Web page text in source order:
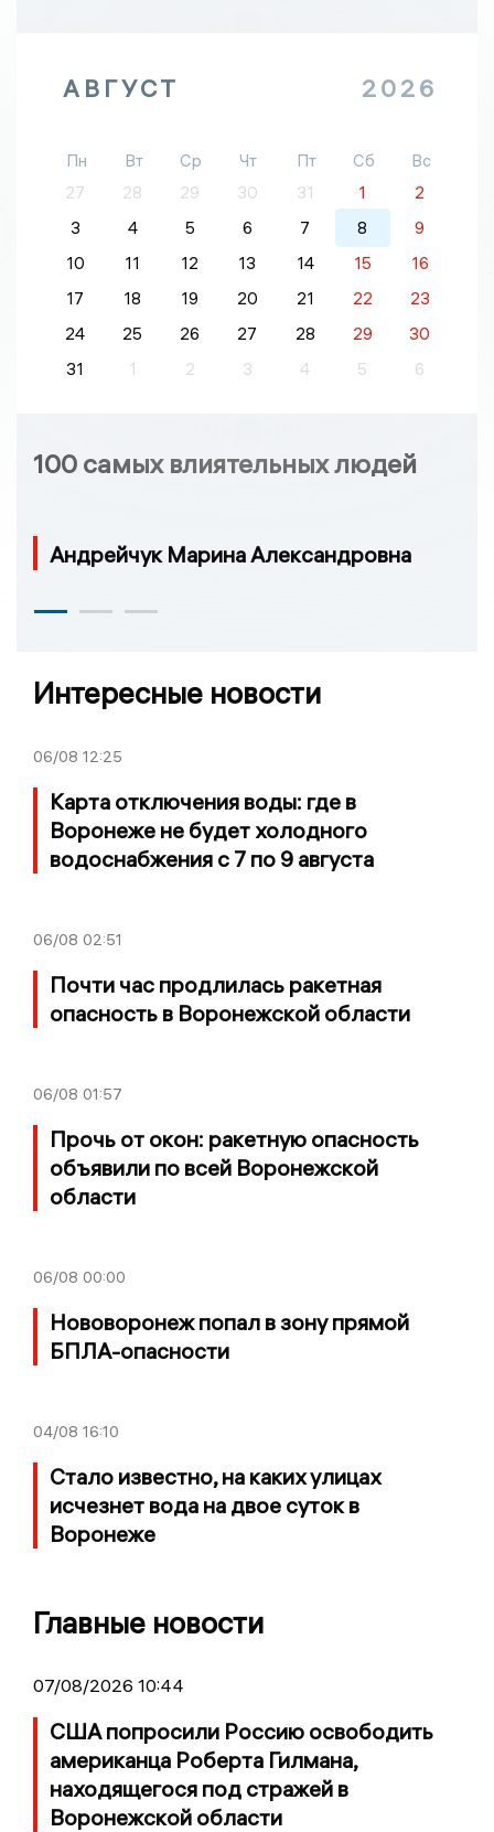
АВГУСТ 2026
Пн Вт Ср Чт Пт Сб
Вс
27
28 29 30 31 1
2
3
4 5 6 7 8
9
10
11 12 13 14 15
16
17
18 19 20 21 22
23
24
25 26 27 28 29
30
31
1 2 3 4 5 6
100 самых влиятельных людей
Андрейчук Марина Александровна
Интересные новости
06/08 12:25
Карта отключения воды: где в
Воронеже не будет холодного
водоснабжения с 7 по 9 августа
06/08 02:51
Почти час продлилась ракетная
опасность в Воронежской области
06/08 01:57
Прочь от окон: ракетную опасность
объявили по всей Воронежской
области
06/08 00:00
Нововоронеж попал в зону прямой
БПЛА-опасности
04/08 16:10
Стало известно, на каких улицах
исчезнет вода на двое суток в
Воронеже
Главные новости
07/08/2026 10:44
США попросили Россию освободить
американца Роберта Гилмана,
находящегося под стражей в
Воронежской области